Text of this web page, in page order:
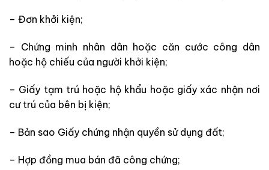
– Đơn khởi kiện;
– Chứng minh nhân dân hoặc căn cước công dân
hoặc hộ chiếu của người khởi kiện;
– Giấy tạm trú hoặc hộ khẩu hoặc giấy xác nhận nơi
cư trú của bên bị kiện;
– Bản sao Giấy chứng nhận quyền sử dụng đất;
– Hợp đồng mua bán đã công chứng;